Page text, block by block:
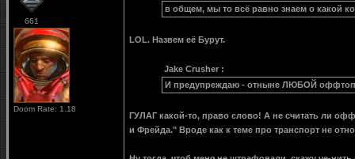
661
Doom Rate: 1.18
в общем, мы то всё равно знаем о какой
LOL. Назвем её Бурут.
Jake Crusher :
И предупреждаю - отныне ЛЮБОЙ оффтоп
ГУЛАГ какой-то, право слово! А не считать ли
и Фрейда." Вроде как к теме про транспорт не